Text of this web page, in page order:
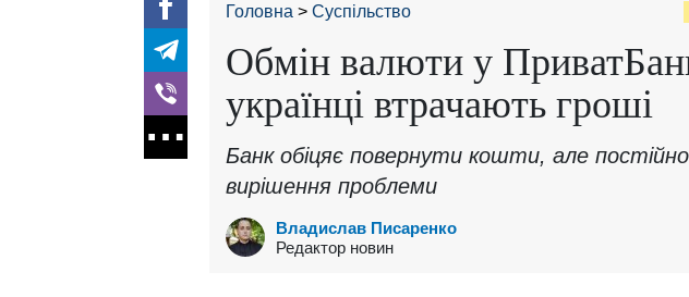
Головна Суспільство
Обмін валюти у
українці втрачають гроші
Банк обіцяє повернути кошти, але постійно
вирішення проблеми
Владислав Писаренко
Редактор новин